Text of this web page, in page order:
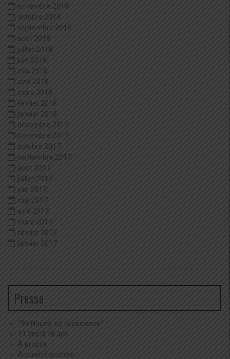
novembre 2018
octobre 2018
septembre 2018
août 2018
juillet 2018
juin 2018
mai 2018
avril 2018
mars 2018
février 2018
janvier 2018
décembre 2017
novembre 2017
octobre 2017
septembre 2017
août 2017
juillet 2017
juin 2017
mai 2017
avril 2017
mars 2017
février 2017
janvier 2017
Presse
"Se Nourrir en conscience"
11 ans à 18 ans
A propos
Actualité du mois